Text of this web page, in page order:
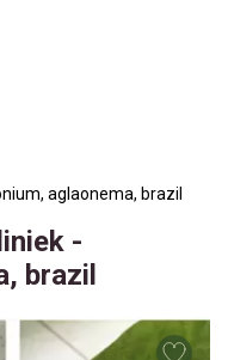
aglaonema, brazil
-
brazil